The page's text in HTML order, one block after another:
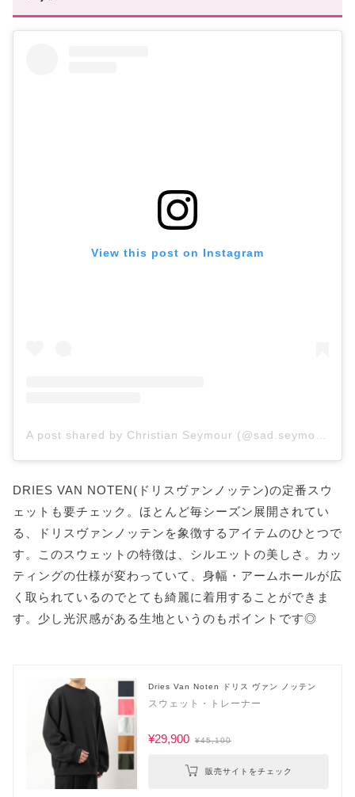
View this post on Instagram
DRIES VAN NOTEN(ドリスヴァンノッテン)の定番スウ
ェットも要チェック。ほとんど毎シーズン展開されてい
る、ドリスヴァンノッテンを象徴するアイテムのひとつで
す。このスウェットの特徴は、シルエットの美しさ。カッ
ティングの仕様が変わっていて、身幅・アームホールが広
く取られているのでとても綺麗に着用することができま
す。少し光沢感がある生地というのもポイントです◎
Dries Van Noten ドリス ヴァン ノッテン
スウェット・トレーナー
¥29,900 ¥45,100
販売サイトをチェック